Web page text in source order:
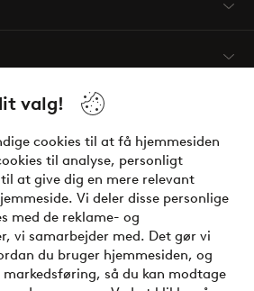
valg!
cookies til at få hjemmesiden
til analyse, personligt
at give dig en mere relevant
Vi deler disse personlige
med de reklame- og
vi samarbejder med. Det gør vi
du bruger hjemmesiden, og
så du kan modtage
- betal nu eller del op
om vores betalingsmuligheder?